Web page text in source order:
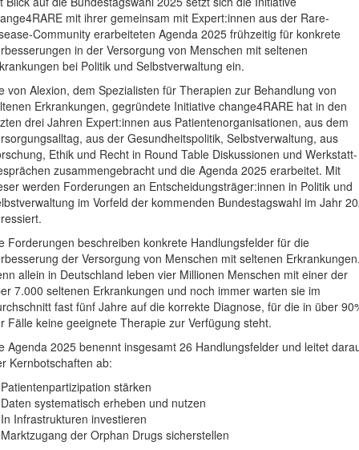
mit ihrer gemeinsam mit Expert:innen aus der Rare-
Community erarbeiteten Agenda 2025 frühzeitig für konkrete
in der Versorgung von Menschen mit seltenen
bei Politik und Selbstverwaltung ein.
von Alexion, dem Spezialisten für Therapien zur Behandlung von
Erkrankungen, gegründete Initiative change4RARE hat in den
drei Jahren Expert:innen aus Patientenorganisationen, aus dem
aus der Gesundheitspolitik, Selbstverwaltung, aus
Ethik und Recht in Round Table Diskussionen und Werkstatt-
zusammengebracht und die Agenda 2025 erarbeitet. Mit
werden Forderungen an Entscheidungsträger:innen in Politik und
im Vorfeld der kommenden Bundestagswahl im Jahr
Forderungen beschreiben konkrete Handlungsfelder für die
der Versorgung von Menschen mit seltenen
allein in Deutschland leben vier Millionen Menschen mit einer der
7.000 seltenen Erkrankungen und noch immer warten sie im
fast fünf Jahre auf die korrekte Diagnose, für die in über
Fälle keine geeignete Therapie zur Verfügung steht.
Agenda 2025 benennt insgesamt 26 Handlungsfelder und leitet
Kernbotschaften ab:
stärken
systematisch erheben und nutzen
Infrastrukturen investieren
der Orphan Drugs sicherstellen